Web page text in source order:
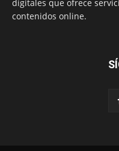
digitales que ofrece
contenidos online.